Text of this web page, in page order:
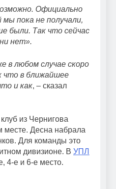
Официально
мы пока не получали,
были. Так что сейчас
нет».
в любом случае скоро
в ближайшее
и как, – сказал
из Чернигова
Десна набрала
Для команды это
дивизионе. В УПЛ
4-е и 6-е место.